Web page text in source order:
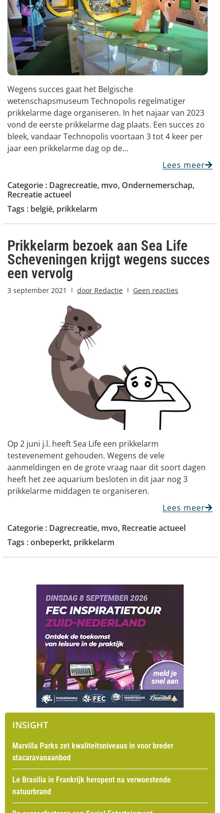
Wegens succes gaat het Belgische
wetenschapsmuseum Technopolis regelmatiger
prikkelarme dage organiseren. In het najaar van 2023
vond de eerste prikkelarme dag plaats. Een succes zo
bleek, vandaar Technopolis voortaan 3 tot 4 keer per
jaar een prikkelarme dag op de...
Lees meer
Categorie : Dagrecreatie, mvo, Ondernemerschap,
Recreatie actueel
Tags : belgië, prikkelarm
Prikkelarm bezoek aan Sea Life
Scheveningen krijgt wegens succes
een vervolg
3 september 2021 door Redactie Geen reacties
Op 2 juni j.l. heeft Sea Life een prikkelarm
testevenement gehouden. Wegens de vele
aanmeldingen en de grote vraag naar dit soort dagen
heeft het zee aquarium besloten in dit jaar nog 3
prikkelarme middagen te organiseren.
Lees meer
Categorie : Dagrecreatie, mvo, Recreatie actueel
Tags :onbeperkt, prikkelarm
INSIGHT
Marvilla Parks zet kwaliteitsniveaus in voor breder
stacaravanaanbod
Le Brasilia in Frankrijk heropent na verwoestende
natuurbrand